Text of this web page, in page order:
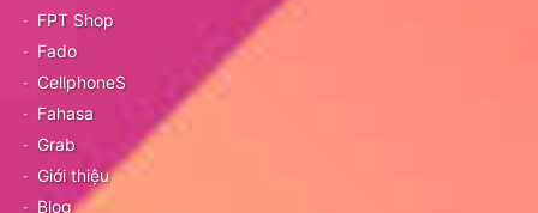
FPT Shop
Fado
CellphoneS
Fahasa
Grab
Giới thiệu
Blog